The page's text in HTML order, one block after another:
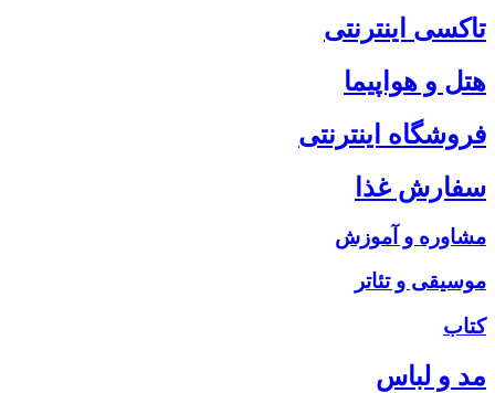
تاکسی اینترنتی
هتل و هواپیما
فروشگاه اینترنتی
سفارش غذا
مشاوره و آموزش
موسیقی و تئاتر
کتاب
مد و لباس